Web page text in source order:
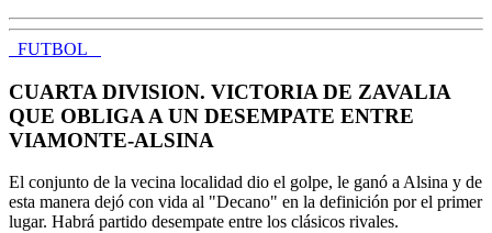
FUTBOL
CUARTA DIVISION. VICTORIA DE ZAVALIA
QUE OBLIGA A UN DESEMPATE ENTRE
VIAMONTE-ALSINA
El conjunto de la vecina localidad dio el golpe, le ganó a Alsina y de
esta manera dejó con vida al "Decano" en la definición por el primer
lugar. Habrá partido desempate entre los clásicos rivales.